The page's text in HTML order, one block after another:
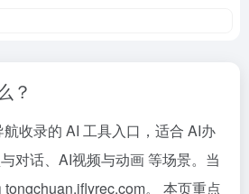
？
收录的 AI 工具入口，适合 AI办
对话、AI视频与动画 等场景。当
。 本页重点